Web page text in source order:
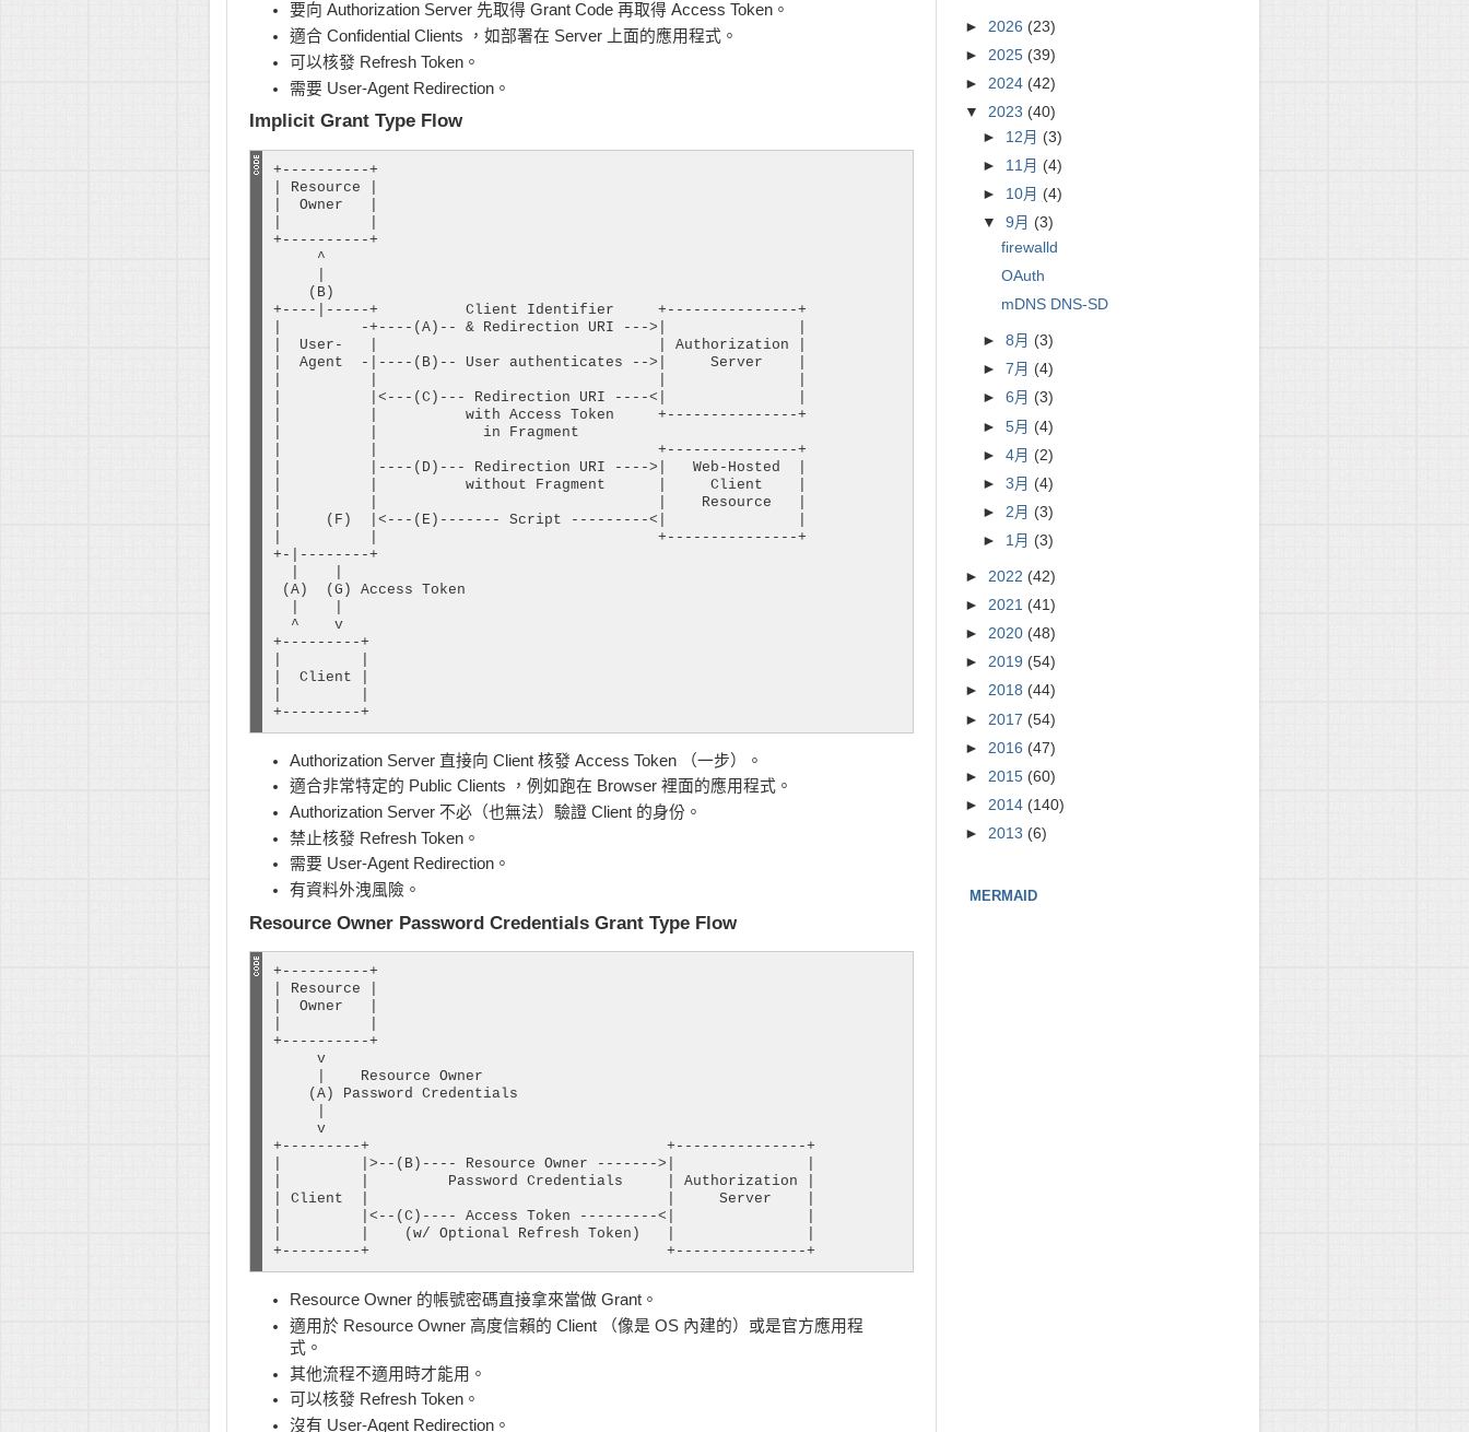
要向 Authorization Server 先取得 Grant Code 再取得 Access Token。
適合 Confidential Clients ，如部署在 Server 上面的應用程式。
可以核發 Refresh Token。
需要 User-Agent Redirection。
Implicit Grant Type Flow
+----------+
| Resource |
|  Owner   |
+----------+
     ^
    (B)
+----|-----+          Client Identifier     +---------------+
|         -+----(A)-- & Redirection URI --->|               |
|  User-   |                                | Authorization |
|  Agent  -|----(B)-- User authenticates -->|     Server    |
|          |<---(C)--- Redirection URI ----<|               |
|          |          with Access Token     +---------------+
|          |            in Fragment
|          |                                +---------------+
|          |----(D)--- Redirection URI ---->|   Web-Hosted  |
|          |          without Fragment      |     Client    |
|          |                                |    Resource   |
|     (F)  |<---(E)------- Script ---------<|               |
|          |                                +---------------+
+-|--------+
(A)  (G) Access Token
  ^    v
+---------+
|  Client |
+---------+
Authorization Server 直接向 Client 核發 Access Token （一步）。
適合非常特定的 Public Clients ，例如跑在 Browser 裡面的應用程式。
Authorization Server 不必（也無法）驗證 Client 的身份。
禁止核發 Refresh Token。
需要 User-Agent Redirection。
有資料外洩風險。
Resource Owner Password Credentials Grant Type Flow
+----------+
| Resource |
|  Owner   |
+----------+
     v
     |    Resource Owner
    (A) Password Credentials
     v
+---------+                                  +---------------+
|         |>--(B)---- Resource Owner ------->|               |
|         |         Password Credentials     | Authorization |
| Client  |                                  |     Server    |
|         |<--(C)---- Access Token ---------<|               |
|         |    (w/ Optional Refresh Token)   |               |
+---------+                                  +---------------+
Resource Owner 的帳號密碼直接拿來當做 Grant。
適用於 Resource Owner 高度信賴的 Client （像是 OS 內建的）或是官方應用程
式。
其他流程不適用時才能用。
可以核發 Refresh Token。
沒有 User-Agent Redirection。
► 2026 (23)
► 2025 (39)
► 2024 (42)
▼ 2023 (40)
► 12月 (3)
► 11月 (4)
► 10月 (4)
▼9月 (3)
firewalld
OAuth
mDNS DNS-SD
►8月 (3)
►7月 (4)
►6月 (3)
►5月 (4)
►4月 (2)
►3月 (4)
► 2月 (3)
► 1月 (3)
► 2022 (42)
► 2021 (41)
► 2020 (48)
► 2019 (54)
► 2018 (44)
► 2017 (54)
► 2016 (47)
► 2015 (60)
► 2014 (140)
► 2013 (6)
MERMAID